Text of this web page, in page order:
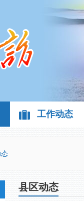
工作动态
县区动态